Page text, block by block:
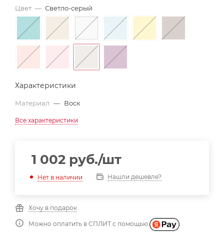
Цвет — Светло-серый
Характеристики
Материал — Воск
Все характеристики
1 002 руб./шт
Нет в наличии Нашли дешевле?
Хочу в подарок
Можно оплатить в СПЛИТ с помощью